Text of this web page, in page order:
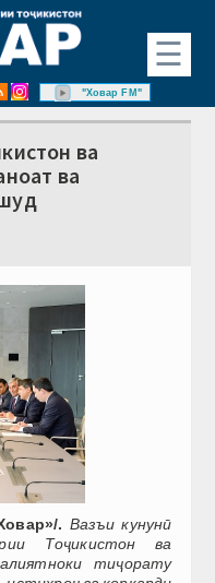
☰
"Ховар FM"
ва
ва
. Вазъи кунунӣ
Тоҷикистон ва
тиҷорату